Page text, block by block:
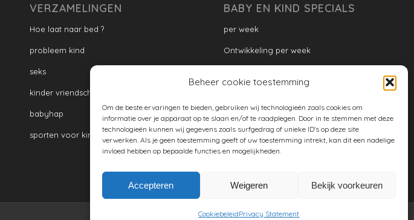
Beheer cookie toestemming
Om de beste ervaringen te bieden, gebruiken wij technologieën zoals cookies om
informatie over je apparaat op te slaan en/of te raadplegen. Door in te stemmen met deze
technologieën kunnen wij gegevens zoals surfgedrag of unieke ID's op deze site
verwerken. Als je geen toestemming geeft of uw toestemming intrekt, kan dit een nadelige
invloed hebben op bepaalde functies en mogelijkheden.
Accepteren Weigeren Bekijk voorkeuren
CookiebeleidPrivacy Statement
VERZAMELINGEN
Hoe laat naar bed ?
probleem kind
seks
kinder vriendschap
babyhap
sporten voor kinderen
BABY EN KIND SPECIALS
per week
Ontwikkeling per week
Ontwikkeling per maand
ontwikkeling per jaar
Cookiebeleid (EU)